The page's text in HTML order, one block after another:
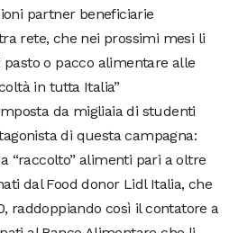
partner beneficiarie
rete, che nei prossimi mesi li
o pacco alimentare alle
in tutta Italia”
da migliaia di studenti
di questa campagna:
“raccolto” alimenti pari a oltre
dal Food donor Lidl Italia, che
raddoppiando così il contatore a